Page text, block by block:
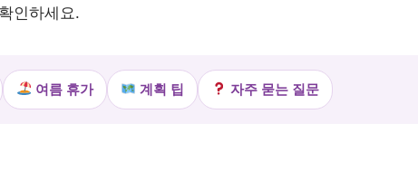
인하세요.
여름 휴가 계획 팁 자주 묻는 질문